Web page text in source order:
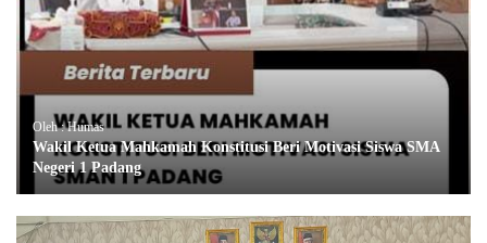
Oleh : Humas
Wakil Ketua Mahkamah Konstitusi Beri Motivasi Siswa SMA
Negeri 1 Padang